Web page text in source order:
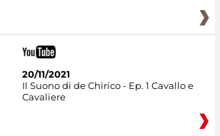
20/11/2021
Il Suono di de Chirico - Ep. 1 Cavallo e
Cavaliere